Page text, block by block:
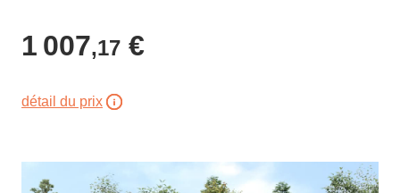
1 007,17 €
détail du prix